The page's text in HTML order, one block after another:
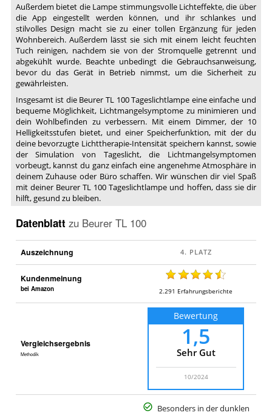
Außerdem bietet die Lampe stimmungsvolle Lichteffekte, die über
die App eingestellt werden können, und ihr schlankes und
stilvolles Design macht sie zu einer tollen Ergänzung für jeden
Wohnbereich. Außerdem lässt sie sich mit einem leicht feuchten
Tuch reinigen, nachdem sie von der Stromquelle getrennt und
abgekühlt wurde. Beachte unbedingt die Gebrauchsanweisung,
bevor du das Gerät in Betrieb nimmst, um die Sicherheit zu
gewährleisten.
Insgesamt ist die Beurer TL 100 Tageslichtlampe eine einfache und
bequeme Möglichkeit, Lichtmangelsymptome zu minimieren und
dein Wohlbefinden zu verbessern. Mit einem Dimmer, der 10
Helligkeitsstufen bietet, und einer Speicherfunktion, mit der du
deine bevorzugte Lichttherapie-Intensität speichern kannst, sowie
der Simulation von Tageslicht, die Lichtmangelsymptomen
vorbeugt, kannst du ganz einfach eine angenehme Atmosphäre in
deinem Zuhause oder Büro schaffen. Wir wünschen dir viel Spaß
mit deiner Beurer TL 100 Tageslichtlampe und hoffen, dass sie dir
hilft, gesund zu bleiben.
Datenblatt zu Beurer TL 100
Auszeichnung
Kundenmeinung
bei Amazon 2.291 Erfahrungsberichte
Vergleichsergebnis
Methodik
Bewertung
1,5
Sehr Gut
10/2024
Besonders in der dunklen